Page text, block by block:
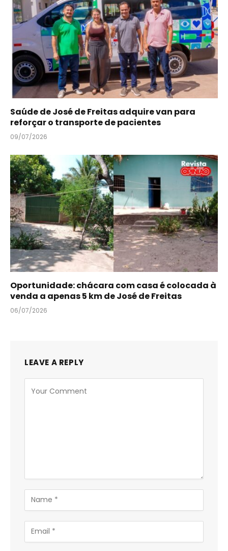
Saúde de José de Freitas adquire van para
reforçar o transporte de pacientes
09/07/2026
Oportunidade: chácara com casa é colocada à
venda a apenas 5 km de José de Freitas
06/07/2026
LEAVE A REPLY